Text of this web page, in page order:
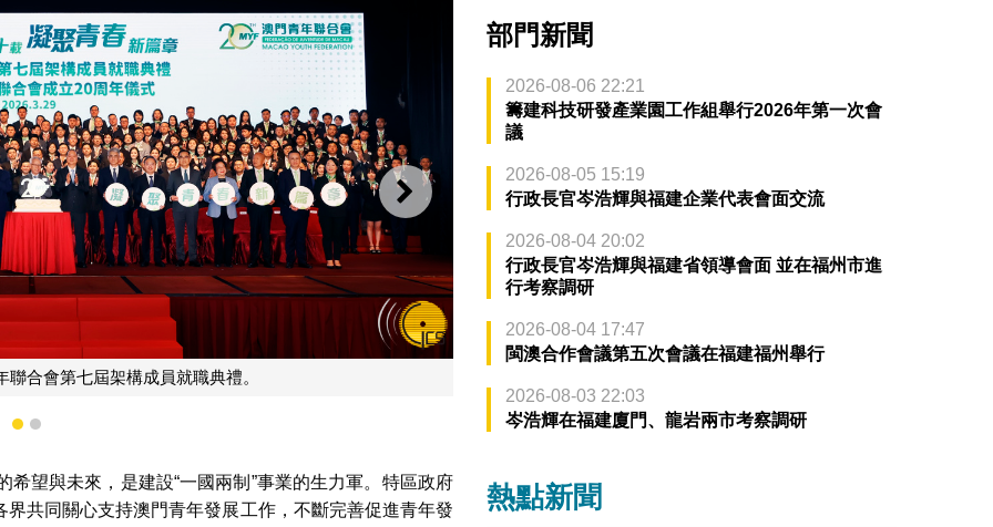
下一則
會第七屆架構成員就職典禮上致辭。
1 2
望與未來，是建設“一國兩制”事業的生力軍。特區政府
共同關心支持澳門青年發展工作，不斷完善促進青年發
部門新聞
2026-08-06 22:21
籌建科技研發產業園工作組舉行2026年第一次會
議
2026-08-05 15:19
行政長官岑浩輝與福建企業代表會面交流
2026-08-04 20:02
行政長官岑浩輝與福建省領導會面 並在福州市進
行考察調研
2026-08-04 17:47
閩澳合作會議第五次會議在福建福州舉行
2026-08-03 22:03
岑浩輝在福建廈門、龍岩兩市考察調研
熱點新聞